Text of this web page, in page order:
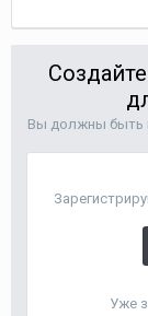
Вы должны быть
Уже